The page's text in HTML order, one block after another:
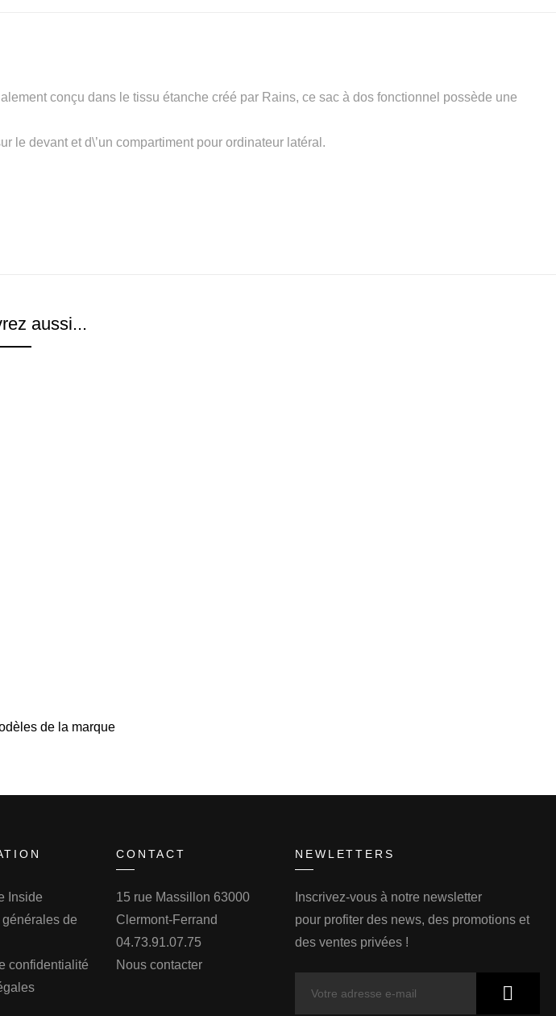
conçu dans le tissu étanche créé par Rains, ce sac à dos fonctionnel possède une
le devant et d\’un compartiment pour ordinateur latéral.
aussi...
de la marque
Inside
de
confidentialité
CONTACT
15 rue Massillon 63000
Clermont-Ferrand
04.73.91.07.75
Nous contacter
NEWLETTERS
Inscrivez-vous à notre newsletter
pour profiter des news, des promotions et
des ventes privées !